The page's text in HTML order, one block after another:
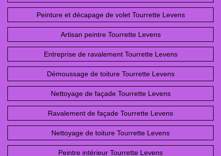
Peinture et décapage de volet Tourrette Levens
Artisan peintre Tourrette Levens
Entreprise de ravalement Tourrette Levens
Démoussage de toiture Tourrette Levens
Nettoyage de façade Tourrette Levens
Ravalement de façade Tourrette Levens
Nettoyage de toiture Tourrette Levens
Peintre intérieur Tourrette Levens